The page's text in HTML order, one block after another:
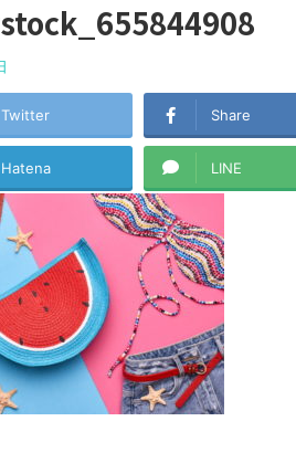
Twitter Share
Hatena LINE